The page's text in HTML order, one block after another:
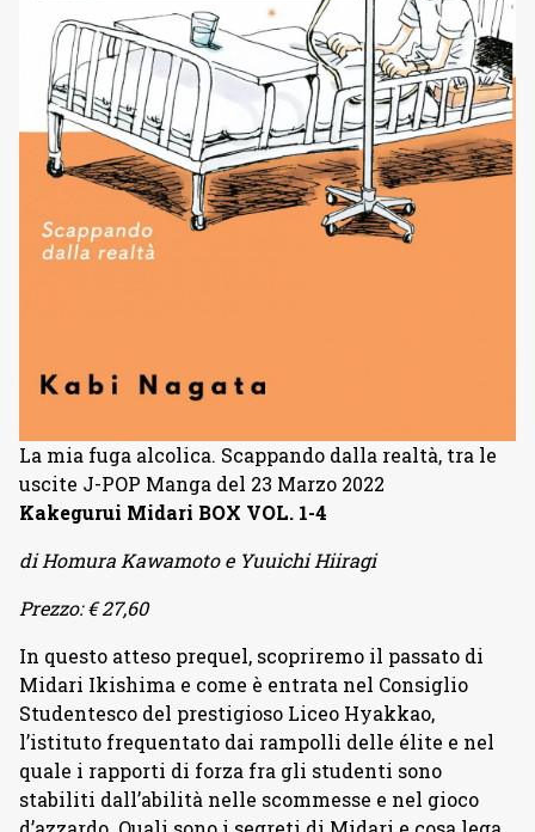
La mia fuga alcolica. Scappando dalla realtà, tra le
uscite J-POP Manga del 23 Marzo 2022
Kakegurui Midari BOX VOL. 1-4
di Homura Kawamoto e Yuuichi Hiiragi
Prezzo: € 27,60
In questo atteso prequel, scopriremo il passato di
Midari Ikishima e come è entrata nel Consiglio
Studentesco del prestigioso Liceo Hyakkao,
l’istituto frequentato dai rampolli delle élite e nel
quale i rapporti di forza fra gli studenti sono
stabiliti dall’abilità nelle scommesse e nel gioco